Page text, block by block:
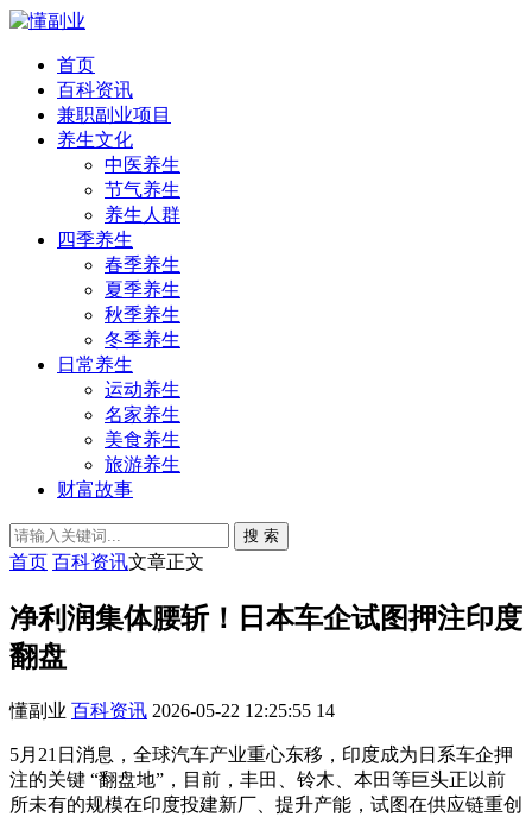
首页
百科资讯
兼职副业项目
养生文化
中医养生
节气养生
养生人群
四季养生
春季养生
夏季养生
秋季养生
冬季养生
日常养生
运动养生
名家养生
美食养生
旅游养生
财富故事
搜 索
首页 百科资讯文章正文
净利润集体腰斩！日本车企试图押注印度
翻盘
懂副业 百科资讯 2026-05-22 12:25:55 14
5月21日消息，全球汽车产业重心东移，印度成为日系车企押
注的关键 “翻盘地”，目前，丰田、铃木、本田等巨头正以前
所未有的规模在印度投建新厂、提升产能，试图在供应链重创